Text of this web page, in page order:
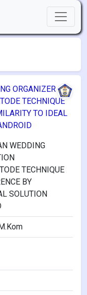
ORGANIZER
TECHNIQUE
TO IDEAL
WEDDING
TECHNIQUE
BY
SOLUTION